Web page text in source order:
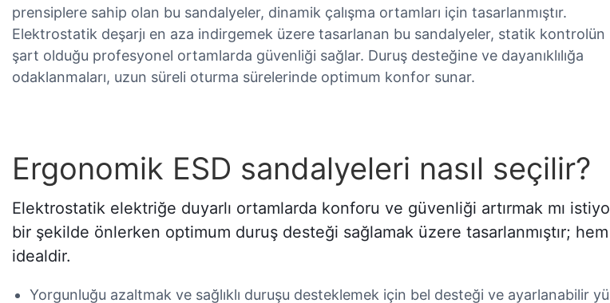
prensiplere sahip olan bu sandalyeler, dinamik çalışma ortamları için tasarlanmıştır.
Elektrostatik deşarjı en aza indirgemek üzere tasarlanan bu sandalyeler, statik kontrolün
şart olduğu profesyonel ortamlarda güvenliği sağlar. Duruş desteğine ve dayanıklılığa
odaklanmaları, uzun süreli oturma sürelerinde optimum konfor sunar.
Ergonomik ESD sandalyeleri nasıl seçilir?
Elektrostatik elektriğe duyarlı ortamlarda konforu ve güvenliği artırmak mı
bir şekilde önlerken optimum duruş desteği sağlamak üzere tasarlanmıştır;
idealdir.
Yorgunluğu azaltmak ve sağlıklı duruşu desteklemek için bel desteği ve ayarlanabilir